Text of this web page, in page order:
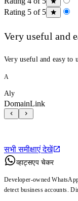
Rating 5 of 5
Very useful and
Very useful and easy to
A
Aly
DomainLink
सभी समीक्षाएं देखें
व्हाट्सएप चेकर
Developer-owned
detect business accounts.